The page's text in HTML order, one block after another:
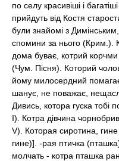
по селу красивіші і
прийдуть від Костя
були знайомі з
спомини за нього (Крим.).
дома буває, котрий
(Чум. Пісня). Которий
йому милосердний
шанує, не поважає,
Дивись, котора гуска тобі
I). Котра дівчина
V). Которая сиротина,
гине)]. -рая птичка
молчать - котра пташка